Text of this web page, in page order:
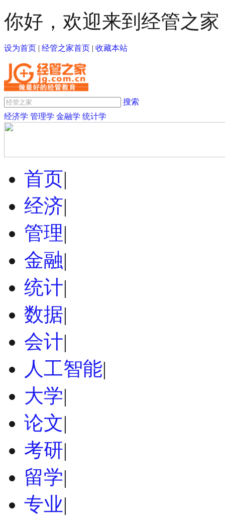
你好，欢迎来到经管之家
设为首页 | 经管之家首页 | 收藏本站
搜索
经济学 管理学 金融学 统计学
首页|
经济|
管理|
金融|
统计|
数据|
会计|
人工智能|
大学|
论文|
考研|
留学|
专业|